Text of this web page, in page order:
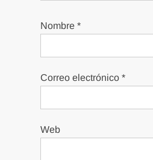
Nombre*
Correo electrónico*
Web